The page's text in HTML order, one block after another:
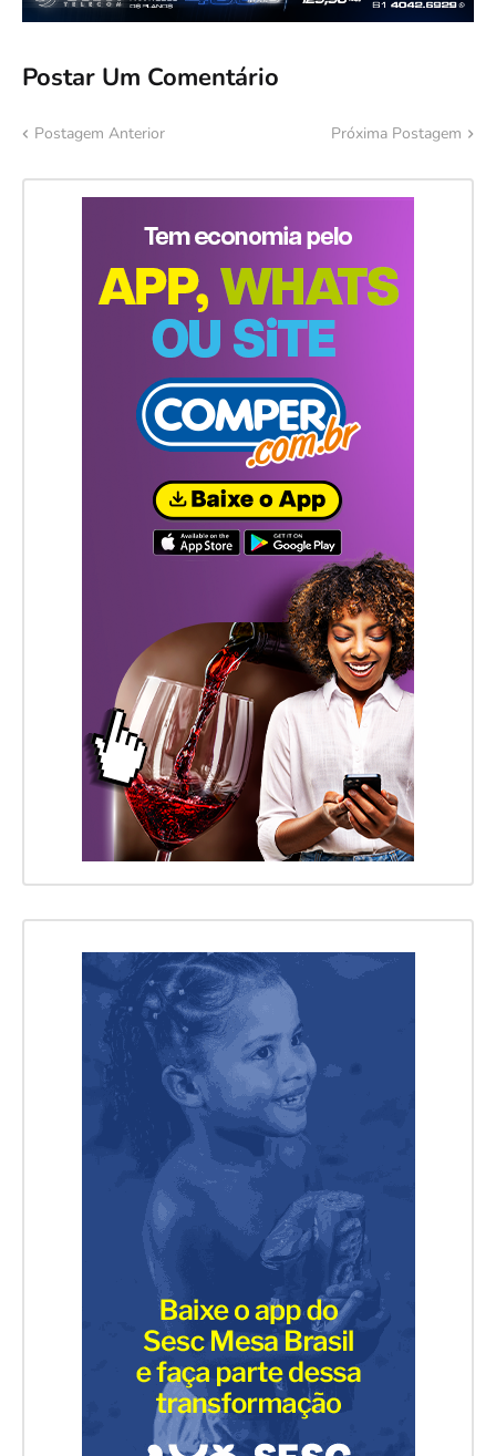
Postar Um Comentário
Postagem Anterior Próxima Postagem